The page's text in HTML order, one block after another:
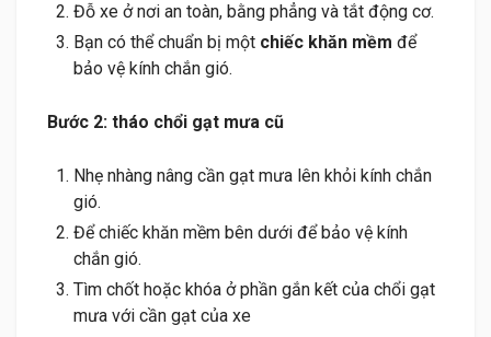
Đỗ xe ở nơi an toàn, bằng phẳng và tắt động cơ.
Bạn có thể chuẩn bị một chiếc khăn mềm để
bảo vệ kính chắn gió.
Bước 2: tháo chổi gạt mưa cũ
Nhẹ nhàng nâng cần gạt mưa lên khỏi kính chắn
gió.
Để chiếc khăn mềm bên dưới để bảo vệ kính
chắn gió.
Tìm chốt hoặc khóa ở phần gắn kết của chổi gạt
mưa với cần gạt của xe